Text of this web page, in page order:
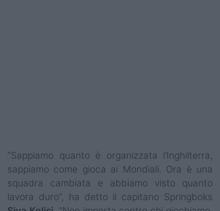
“Sappiamo quanto è organizzata l’Inghilterra,
sappiamo come gioca ai Mondiali. Ora è una
squadra cambiata e abbiamo visto quanto
lavora duro”, ha detto il capitano Springboks